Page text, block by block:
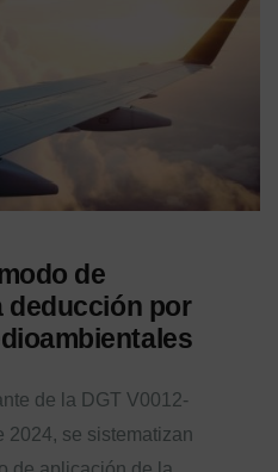
de
deducción por
de la DGT V0012-
2024, se sistematizan